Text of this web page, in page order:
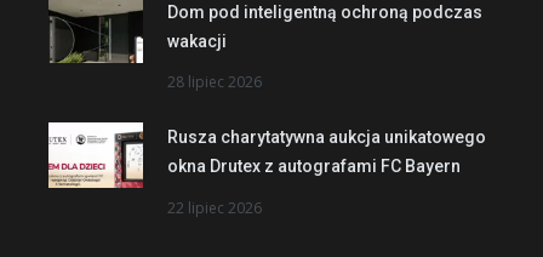
Dom pod inteligentną ochroną podczas
wakacji
28 lipiec 2026
Rusza charytatywna aukcja unikatowego
okna Drutex z autografami FC Bayern
22 lipiec 2026